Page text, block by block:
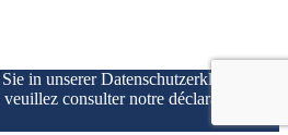
in unserer Datenschutzerklärung
consulter notre déclaration de